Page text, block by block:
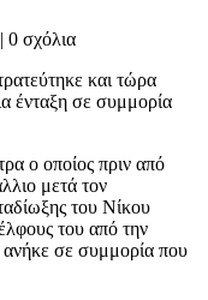
0 σχόλια
και τώρα
ένταξη σε συμμορία
ο οποίος πριν από
μετά τον
του Νίκου
του από την
σε συμμορία που